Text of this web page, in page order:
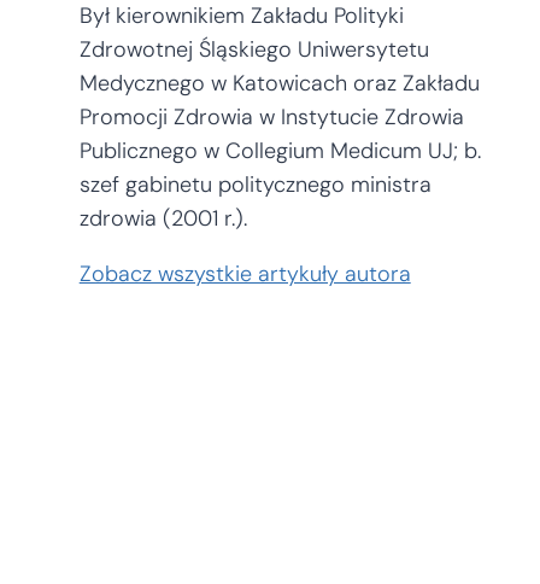
Był kierownikiem Zakładu Polityki
Zdrowotnej Śląskiego Uniwersytetu
Medycznego w Katowicach oraz Zakładu
Promocji Zdrowia w Instytucie Zdrowia
Publicznego w Collegium Medicum UJ; b.
szef gabinetu politycznego ministra
zdrowia (2001 r.).
Zobacz wszystkie artykuły autora